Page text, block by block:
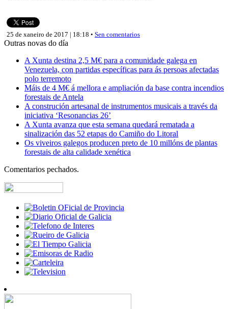
25 de xaneiro de 2017 | 18:18 • Sen comentarios
Outras novas do día
A Xunta destina 2,5 M€ para a comunidade galega en
Venezuela, con partidas específicas para ás persoas afectadas
polo terremoto
Máis de 4 M€ á mellora e ampliación da base contra incendios
forestais de Antela
A construción artesanal de instrumentos musicais a través da
iniciativa ‘Resonancias 26’
A Xunta avanza que esta semana quedará rematada a
sinalización das 52 etapas do Camiño do Litoral
Os viveiros galegos producen preto de 10 millóns de plantas
forestais de alta calidade xenética
Comentarios pechados.